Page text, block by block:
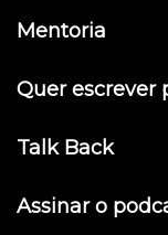
Mentoria
Quer escrever
Talk Back
Assinar o